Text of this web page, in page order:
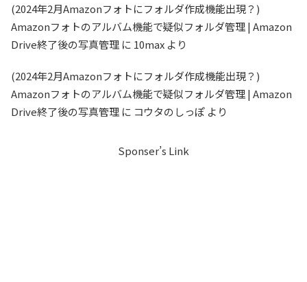
(2024年2月Amazonフォトにフォルダ作成機能出現？)
Amazonフォトのアルバム機能で疑似フォルダ管理 | Amazon
Drive終了後の写真管理 に 10max より
(2024年2月Amazonフォトにフォルダ作成機能出現？)
Amazonフォトのアルバム機能で疑似フォルダ管理 | Amazon
Drive終了後の写真管理 に コウタのしっぽ より
Sponser’s Link